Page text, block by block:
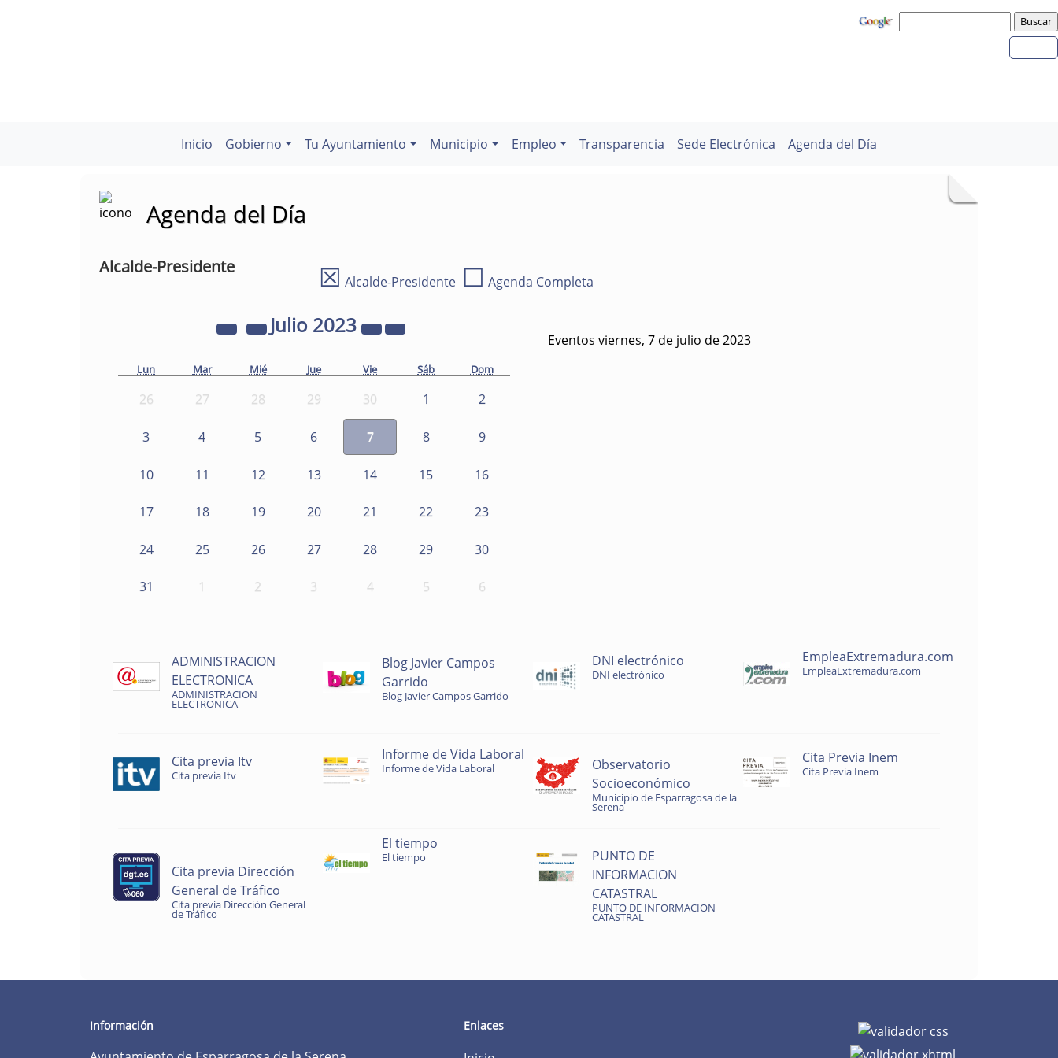
Inicio Gobierno Tu Ayuntamiento Municipio Empleo Transparencia Sede Electrónica Agenda del Día
Agenda del Día
Alcalde-Presidente ☒ Alcalde-Presidente ☐ Agenda Completa
Julio 2023
Lun Mar Mié Jue Vie Sáb Dom
26 27 28 29 30 1 2
3 4 5 6 7 8 9
10 11 12 13 14 15 16
17 18 19 20 21 22 23
24 25 26 27 28 29 30
31 1 2 3 4 5 6
Eventos viernes, 7 de julio de 2023
ADMINISTRACION
ELECTRONICA
ADMINISTRACION
ELECTRONICA
Blog Javier Campos
Garrido
Blog Javier Campos Garrido
DNI electrónico
DNI electrónico
EmpleaExtremadura.com
EmpleaExtremadura.com
Cita previa Itv
Cita previa Itv
Informe de Vida Laboral
Informe de Vida Laboral
Observatorio
Socioeconómico
Municipio de Esparragosa de la
Serena
Cita Previa Inem
Cita Previa Inem
Cita previa Dirección
General de Tráfico
Cita previa Dirección General
de Tráfico
El tiempo
El tiempo
PUNTO DE
INFORMACION
CATASTRAL
PUNTO DE INFORMACION
CATASTRAL
Información Enlaces